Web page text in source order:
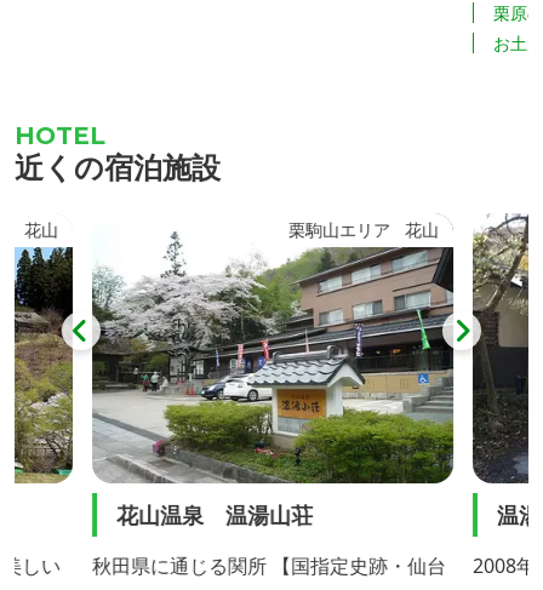
た牛
う
を感
石窯づくり体験を実施。 その後少しづつ
進めて、ようやく扉を付けて完成しまし
栗原
お土
近くの宿泊施設
花山
しい
栗駒山エリア 花山
花山温泉 温湯山荘
秋田県に通じる関所 【国指定史跡・仙台
温
2008年